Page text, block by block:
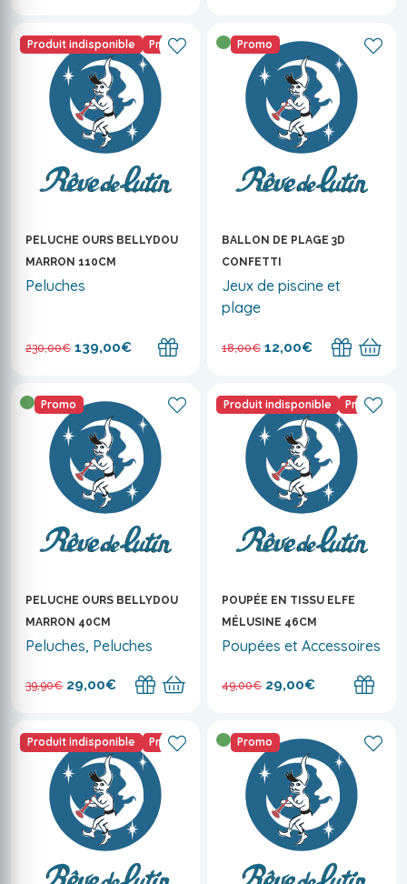
Produit indisponible Promo
PELUCHE OURS BELLYDOU
MARRON 110CM
Peluches
230,00€ 139,00€
Promo
BALLON DE PLAGE 3D
CONFETTI
Jeux de piscine et
plage
18,00€ 12,00€
Promo
PELUCHE OURS BELLYDOU
MARRON 40CM
Peluches, Peluches
39,90€ 29,00€
Produit indisponible Promo
POUPÉE EN TISSU ELFE
MÉLUSINE 46CM
Poupées et Accessoires
49,00€ 29,00€
Produit indisponible Promo Promo